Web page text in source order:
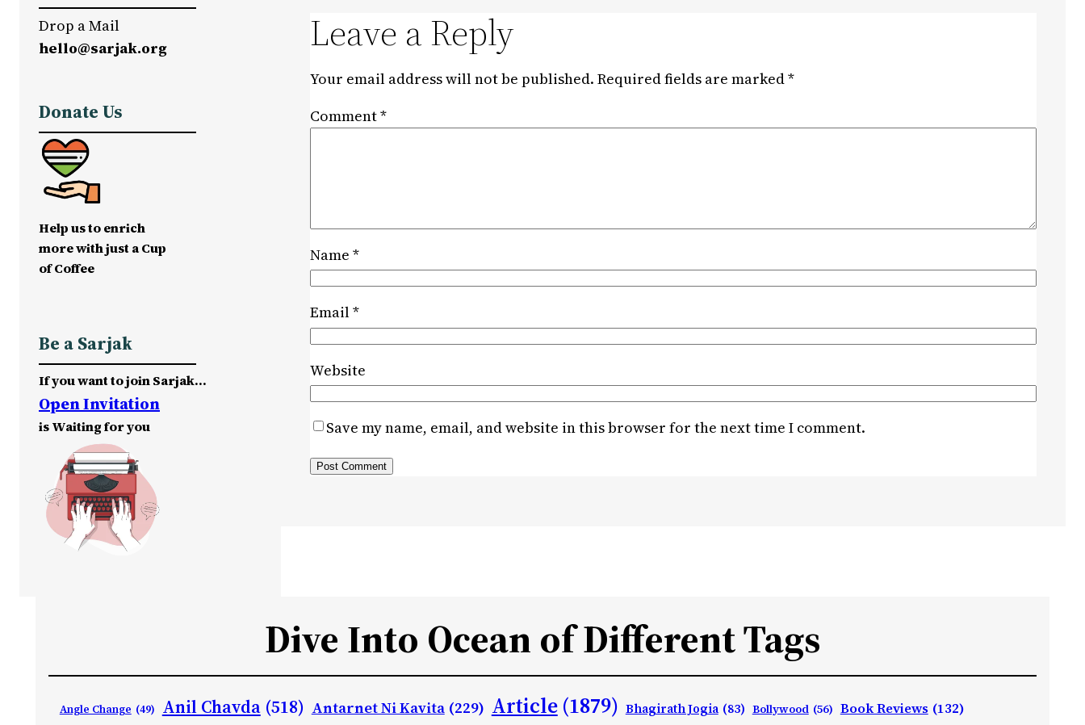
Drop a Mail
hello@sarjak.org
Donate Us
Help us to enrich
more with just a Cup
of Coffee
Be a Sarjak
If you want to join Sarjak…
Open Invitation
is Waiting for you
Leave a Reply
Your email address will not be published. Required fields are marked*
Comment*
Name *
Email*
Website
Save my name, email, and website in this browser for the next time I comment.
Dive Into Ocean of Different Tags
Angle Change (49) Anil Chavda (518) Antarnet Ni Kavita (229) Article (1879) Bhagirath Jogia (83) Bollywood (56) Book Reviews (132)